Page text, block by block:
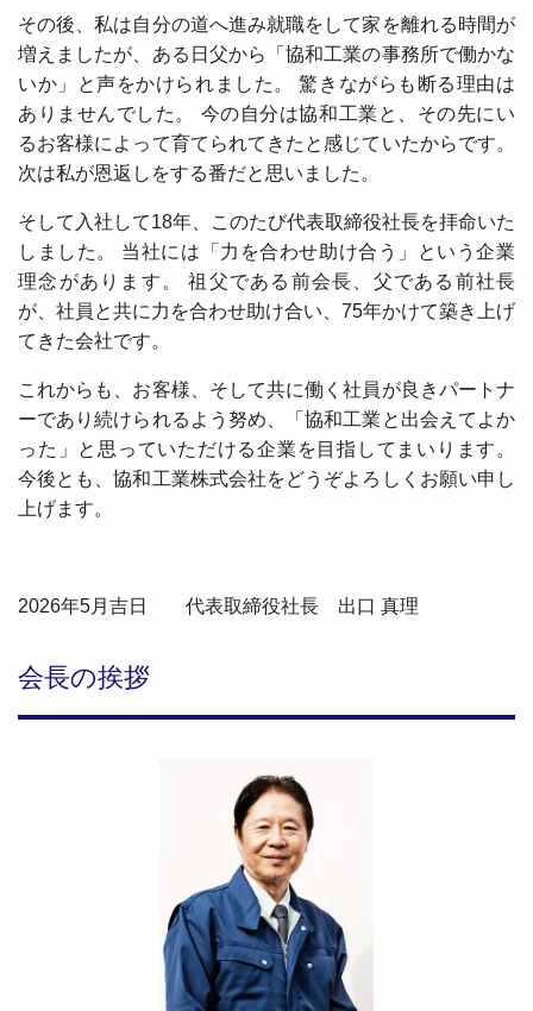
その後、私は自分の道へ進み就職をして家を離れる時間が
増えましたが、ある日父から「協和工業の事務所で働かな
いか」と声をかけられました。 驚きながらも断る理由は
ありませんでした。 今の自分は協和工業と、その先にい
るお客様によって育てられてきたと感じていたからです。
次は私が恩返しをする番だと思いました。
そして入社して18年、このたび代表取締役社長を拝命いた
しました。 当社には「力を合わせ助け合う」という企業
理念があります。 祖父である前会長、父である前社長
が、社員と共に力を合わせ助け合い、75年かけて築き上げ
てきた会社です。
これからも、お客様、そして共に働く社員が良きパートナ
ーであり続けられるよう努め、「協和工業と出会えてよか
った」と思っていただける企業を目指してまいります。
今後とも、協和工業株式会社をどうぞよろしくお願い申し
上げます。
2026年5月吉日 代表取締役社長 出口 真理
会長の挨拶